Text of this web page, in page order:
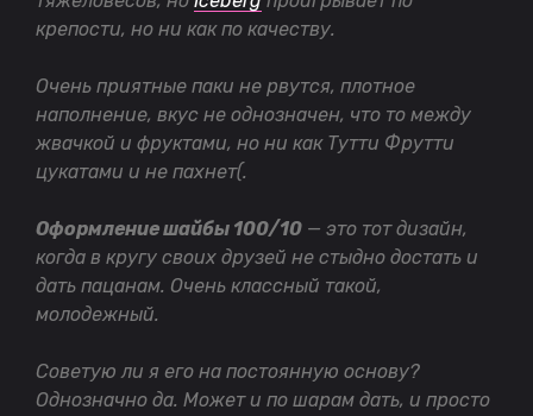
крепости, но ни как по качеству.
Очень приятные паки не рвутся, плотное
наполнение, вкус не однозначен, что то между
жвачкой и фруктами, но ни как Тутти Фрутти
цукатами и не пахнет(.
Оформление шайбы 100/10 — это тот дизайн,
когда в кругу своих друзей не стыдно достать и
дать пацанам. Очень классный такой,
молодежный.
Советую ли я его на постоянную основу?
Однозначно да. Может и по шарам дать, и просто